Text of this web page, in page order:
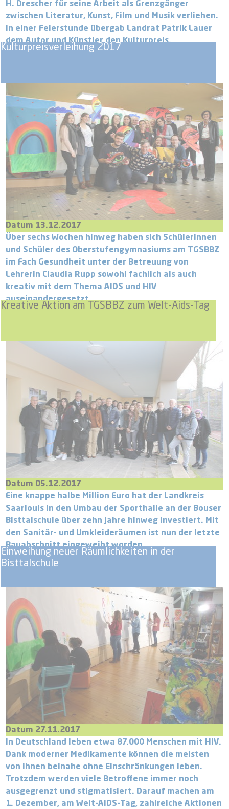
Kulturpreisverleihung 2017
H. Drescher für seine Arbeit als Grenzgänger
zwischen Literatur, Kunst, Film und Musik verliehen.
In einer Feierstunde übergab Landrat Patrik Lauer
dem Autor und Künstler den Kulturpreis.
Kreative Aktion am TGSBBZ zum Welt-Aids-Tag
Datum 13.12.2017
Über sechs Wochen hinweg haben sich Schülerinnen
und Schüler des Oberstufengymnasiums am TGSBBZ
im Fach Gesundheit unter der Betreuung von
Lehrerin Claudia Rupp sowohl fachlich als auch
kreativ mit dem Thema AIDS und HIV
auseinandergesetzt.
Einweihung neuer Räumlichkeiten in der
Bisttalschule
Datum 05.12.2017
Eine knappe halbe Million Euro hat der Landkreis
Saarlouis in den Umbau der Sporthalle an der Bouser
Bisttalschule über zehn Jahre hinweg investiert. Mit
den Sanitär- und Umkleideräumen ist nun der letzte
Bauabschnitt eingeweiht worden.
Datum 27.11.2017
In Deutschland leben etwa 87.000 Menschen mit HIV.
Dank moderner Medikamente können die meisten
von ihnen beinahe ohne Einschränkungen leben.
Trotzdem werden viele Betroffene immer noch
ausgegrenzt und stigmatisiert. Darauf machen am
1. Dezember, am Welt-AIDS-Tag, zahlreiche Aktionen